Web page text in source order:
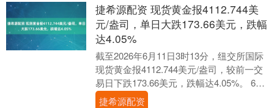
捷希源配资 现货黄金报4112.744美
元/盎司，单日大跌173.66美元，跌幅
达4.05%
截至2026年6月11日3时13分，纽交所国际
现货黄金报4112.744美元/盎司，较前一交
易日下跌173.66美元，跌幅达4.05%。 6月
10日国际黄金市场....
捷希源配资